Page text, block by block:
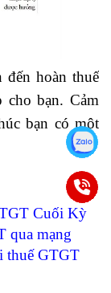
hoàn thuế
cho bạn. Cảm
bạn có một
Cuối Kỳ
qua mạng
thuế GTGT